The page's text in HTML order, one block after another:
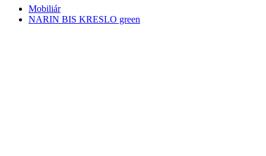
Mobiliár
NARIN BIS KRESLO green